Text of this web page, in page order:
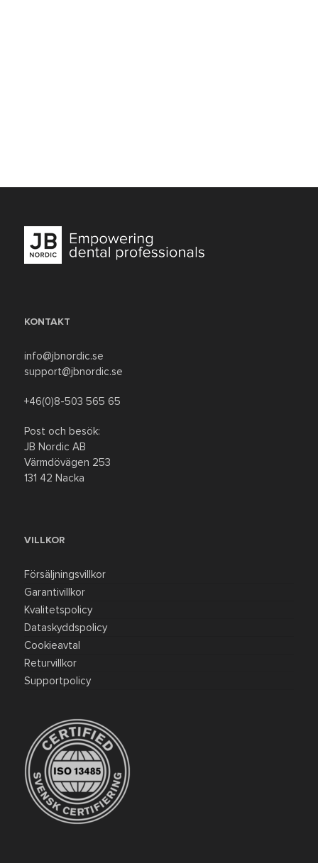
KONTAKT
info@jbnordic.se
support@jbnordic.se
+46(0)8-503 565 65
Post och besök:
JB Nordic AB
Värmdövägen 253
131 42 Nacka
VILLKOR
Försäljningsvillkor
Garantivillkor
Kvalitetspolicy
Dataskyddspolicy
Cookieavtal
Returvillkor
Supportpolicy